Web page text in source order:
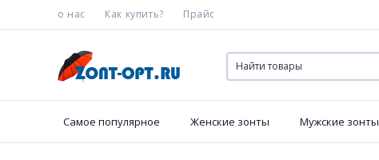
о нас Как купить? Прайс
Самое популярное Женские зонты Мужские зонты